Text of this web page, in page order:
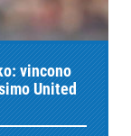
vincono
United